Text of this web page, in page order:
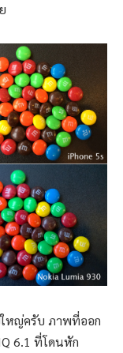
หญ่ครับ ภาพที่ออก
6.1 ที่โดนหัก